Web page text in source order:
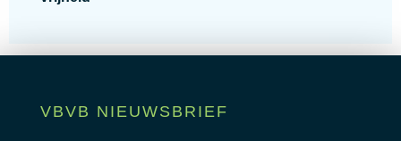
VBVB NIEUWSBRIEF